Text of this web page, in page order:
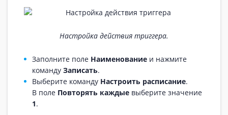
Настройка действия триггера.
Заполните поле Наименование и нажмите
команду Записать.
Выберите команду Настроить расписание.
В поле Повторять каждые выберите значение
1.